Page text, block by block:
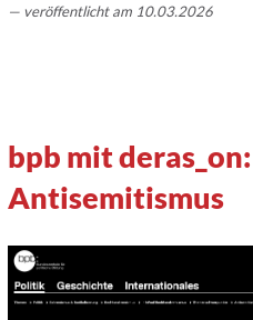
veröffentlicht am 10.03.2026
bpb mit
Antisemitismus